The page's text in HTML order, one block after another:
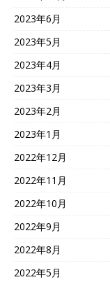
2023年6月
2023年5月
2023年4月
2023年3月
2023年2月
2023年1月
2022年12月
2022年11月
2022年10月
2022年9月
2022年8月
2022年5月